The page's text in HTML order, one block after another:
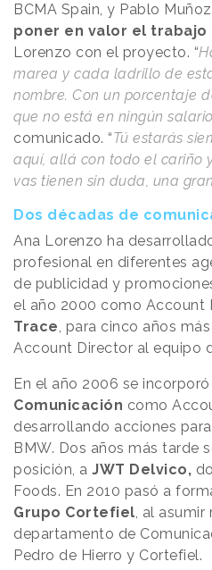
BCMA Spain, y Pablo
poner en valor el trabajo
Lorenzo con el proyecto. “
marea y cada ladrillo de
nombre. Con un porcentaje
que no está en ningún salario
comunicado. “Tú estarás
aquí, allá con todo el cariño
vas tienen sin duda, una
Dos décadas de
Ana Lorenzo ha
profesional en diferentes
de publicidad y
el año 2000 como Account
Trace, para cinco años
Account Director al equipo
En el año 2006 se incorporó
Comunicación como
desarrollando acciones
BMW. Dos años más tarde
posición, a JWT Delvico,
Foods. En 2010 pasó a
Grupo Cortefiel, al asumir
departamento de
Pedro de Hierro y Cortefiel.